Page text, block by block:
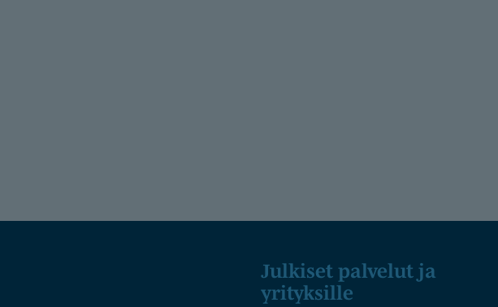
Julkiset palvelut ja
yrityksille